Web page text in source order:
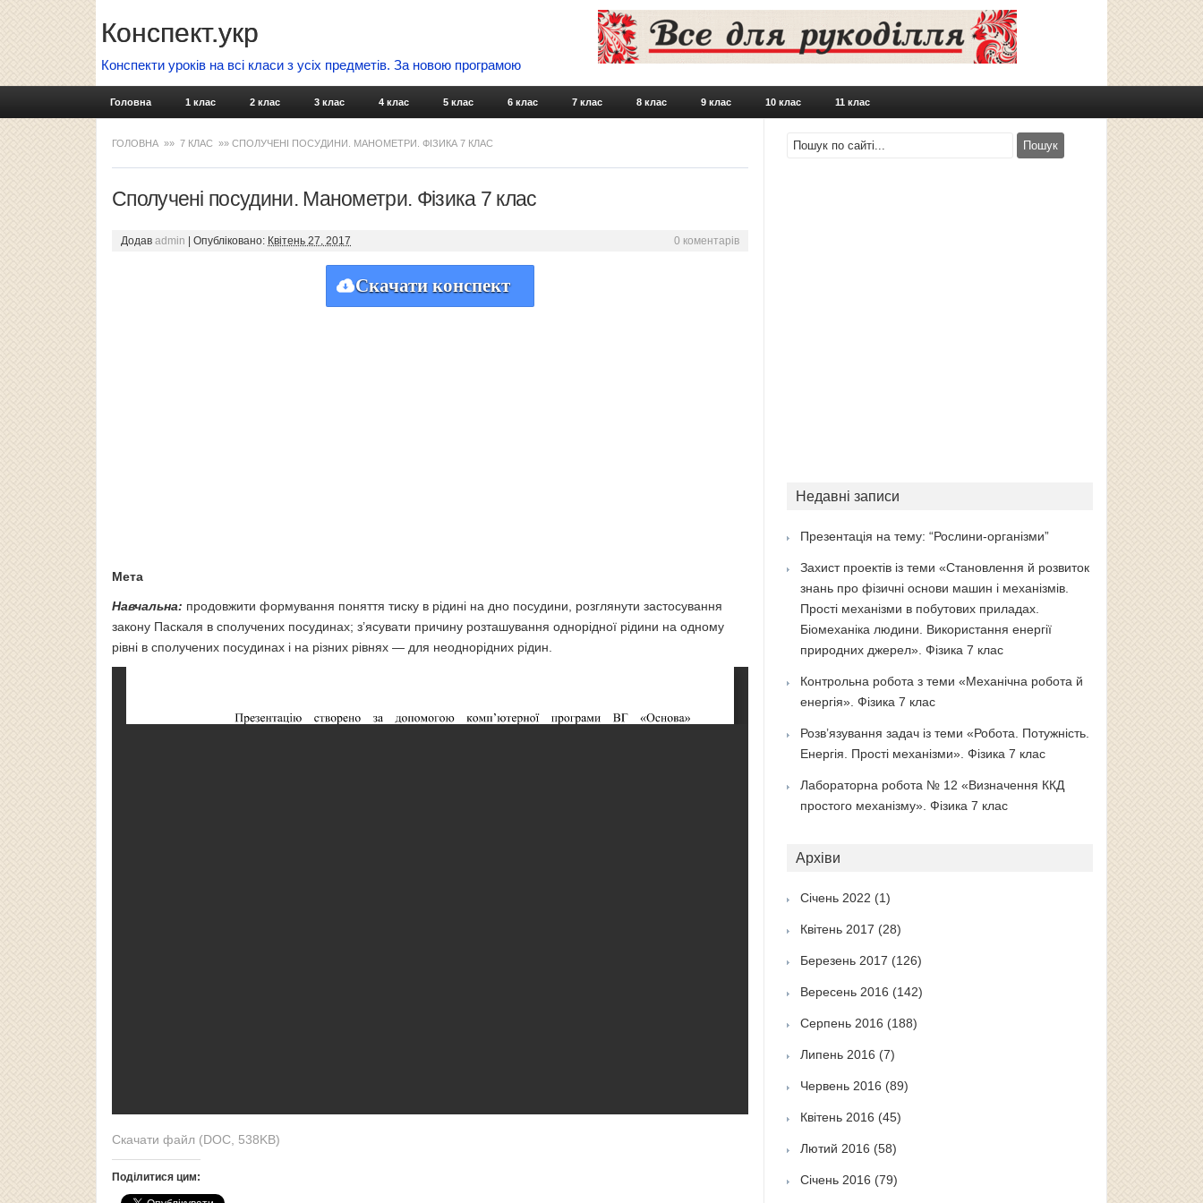
Конспект.укр
Конспекти уроків на всі класи з усіх предметів. За новою програмою
Skip to content
Головна 1 клас 2 клас 3 клас 4 клас 5 клас 6 клас 7 клас 8 клас 9 клас 10 клас 11 клас
ГОЛОВНА »» 7 КЛАС »» СПОЛУЧЕНІ ПОСУДИНИ. МАНОМЕТРИ. ФІЗИКА 7 КЛАС
Сполучені посудини. Манометри. Фізика 7 клас
Додав admin Опубліковано: Квітень 27, 2017 0 коментарів
Скачати конспект
Мета
Навчальна: продовжити формування поняття тиску в рідині на дно посудини, розглянути застосування
закону Паскаля в сполучених посудинах; з’ясувати причину розташування однорідної рідини на одному
рівні в сполучених посудинах і на різних рівнях — для неоднорідних рідин.
Скачати файл (DOC, 538KB)
Поділитися цим:
Недавні записи
Презентація на тему: “Рослини-організми”
Захист проектів із теми «Становлення й розвиток
знань про фізичні основи машин і механізмів.
Прості механізми в побутових приладах.
Біомеханіка людини. Використання енергії
природних джерел». Фізика 7 клас
Контрольна робота з теми «Механічна робота й
енергія». Фізика 7 клас
Розв’язування задач із теми «Робота. Потужність.
Енергія. Прості механізми». Фізика 7 клас
Лабораторна робота № 12 «Визначення ККД
простого механізму». Фізика 7 клас
Архіви
Січень 2022 (1)
Квітень 2017 (28)
Березень 2017 (126)
Вересень 2016 (142)
Серпень 2016 (188)
Липень 2016 (7)
Червень 2016 (89)
Квітень 2016 (45)
Лютий 2016 (58)
Січень 2016 (79)